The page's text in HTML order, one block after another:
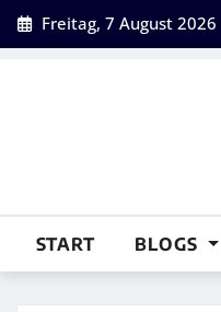
Skip
to
Freitag, 7 August 2026
START BLOGS